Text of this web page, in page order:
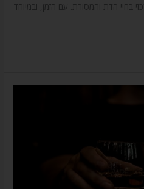
בחיי הדת והמסורת. עם הזמן, ובמיוחד